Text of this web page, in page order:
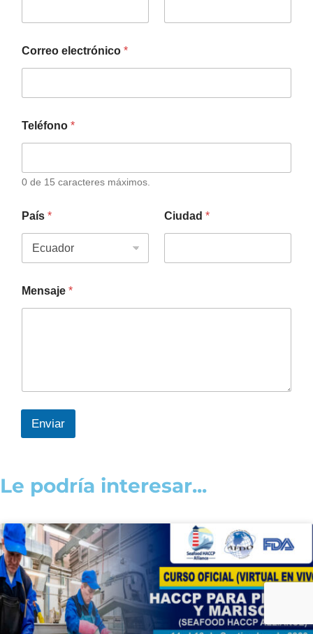
Correo electrónico *
Teléfono *
0 de 15 caracteres máximos.
País * Ciudad *
Mensaje *
Enviar
Le podría interesar...